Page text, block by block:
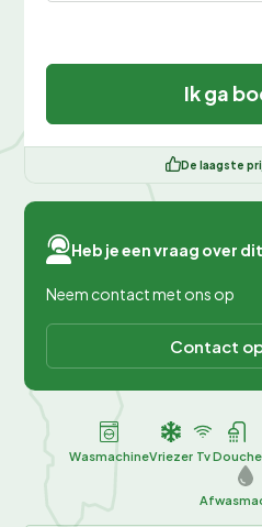
Ik ga
De laagste
Heb je een vraag over
Neem contact met ons op
Contact
WasmachineVriezer TvDouche